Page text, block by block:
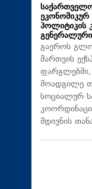
პოლიტიკის
გენერალური
გაეროს
მართვის
ფარგლებში,
მოადგილე
სოციალურ
მდივნის